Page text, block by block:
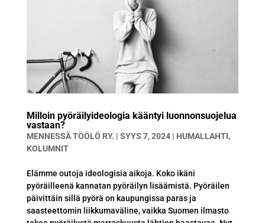
Milloin pyöräilyideologia kääntyi luonnonsuojelua
vastaan?
MENNESSÄTÖÖLÖ RY. | SYYS 7, 2024| HUMALLAHTI,
KOLUMNIT
Elämme outoja ideologisia aikoja. Koko ikäni
pyöräilleenä kannatan pyöräilyn lisäämistä. Pyöräilen
päivittäin sillä pyörä on kaupungissa paras ja
saasteettomin liikkumaväline, vaikka Suomen ilmasto